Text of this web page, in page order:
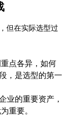
但在实际选型过
点各异，如何
，是选型的第一
业的重要资产，
重要。